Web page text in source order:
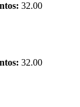
32.00
32.00